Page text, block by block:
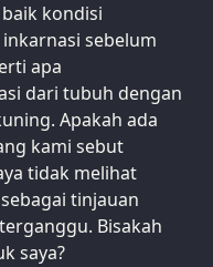
kondisi
sebelum
apa
dari tubuh dengan
Apakah ada
kami sebut
tidak melihat
tinjauan
Bisakah
saya?